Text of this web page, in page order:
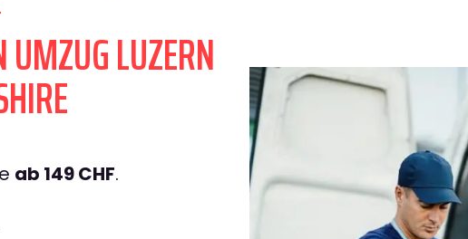
LUZERN
ab 149 CHF.